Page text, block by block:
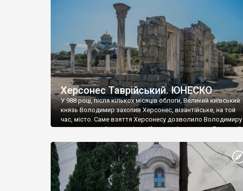
візантійської доби. Раритети викрадені з фондів об’єкту
культурної спадщини ЮНЕСКО «Херсонеса Таврійського».
Офіційно – на виставку «Золото Візантії», але експерти та
влада в Україні вважають це лише […]
Херсонес Таврійський. ЮНЕСКО
У 988 році, після кількох місяців облоги, Великий київський
князь Володимир захопив Херсонес, візантійське, на той
час, місто. Саме взяття Херсонесу дозволило Володимиру
диктувати свої умови візантійському імператору Василю ІІ,
Херсонесі Володимир-язичник, став Василем-
християнином. А потім було Хрещення Русі. На честь
Херсонесу Таврійського названо місто […]